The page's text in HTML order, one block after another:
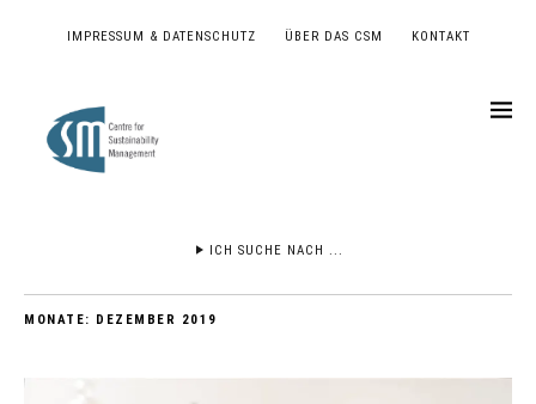
IMPRESSUM & DATENSCHUTZ ÜBER DAS CSM KONTAKT
ICH SUCHE NACH ...
MONATE: DEZEMBER 2019